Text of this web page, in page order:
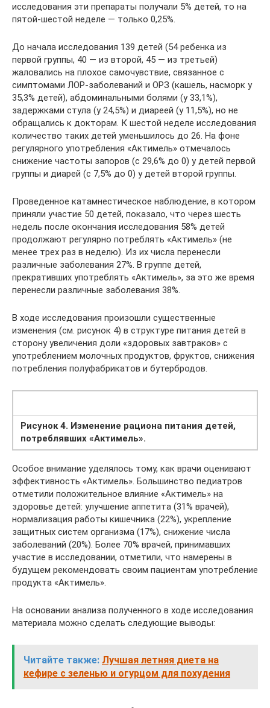
исследования эти препараты получали 5% детей, то на
пятой-шестой неделе — только 0,25%.
До начала исследования 139 детей (54 ребенка из
первой группы, 40 — из второй, 45 — из третьей)
жаловались на плохое самочувствие, связанное с
симптомами ЛОР-заболеваний и ОРЗ (кашель, насморк у
35,3% детей), абдоминальными болями (у 33,1%),
задержками стула (у 24,5%) и диареей (у 11,5%), но не
обращались к докторам. К шестой неделе исследования
количество таких детей уменьшилось до 26. На фоне
регулярного употребления «Актимель» отмечалось
снижение частоты запоров (с 29,6% до 0) у детей первой
группы и диарей (с 7,5% до 0) у детей второй группы.
Проведенное катамнестическое наблюдение, в котором
приняли участие 50 детей, показало, что через шесть
недель после окончания исследования 58% детей
продолжают регулярно потреблять «Актимель» (не
менее трех раз в неделю). Из их числа перенесли
различные заболевания 27%. В группе детей,
прекративших употреблять «Актимель», за это же время
перенесли различные заболевания 38%.
В ходе исследования произошли существенные
изменения (см. рисунок 4) в структуре питания детей в
сторону увеличения доли «здоровых завтраков» с
употреблением молочных продуктов, фруктов, снижения
потребления полуфабрикатов и бутербродов.
Рисунок 4. Изменение рациона питания детей,
потреблявших «Актимель».
Особое внимание уделялось тому, как врачи оценивают
эффективность «Актимель». Большинство педиатров
отметили положительное влияние «Актимель» на
здоровье детей: улучшение аппетита (31% врачей),
нормализация работы кишечника (22%), укрепление
защитных систем организма (17%), снижение числа
заболеваний (20%). Более 70% врачей, принимавших
участие в исследовании, отметили, что намерены в
будущем рекомендовать своим пациентам употребление
продукта «Актимель».
На основании анализа полученного в ходе исследования
материала можно сделать следующие выводы:
Читайте также: Лучшая летняя диета на
кефире с зеленью и огурцом для похудения